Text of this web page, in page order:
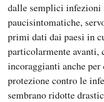
dalle semplici infezioni
paucisintomatiche,
primi dati dai paesi in
particolarmente avanti,
incoraggianti anche
protezione contro le
sembrano ridotte